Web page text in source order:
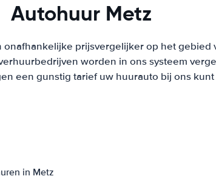
Autohuur Metz
onafhankelijke prijsvergelijker op het gebied
worden in ons systeem
een gunstig tarief uw huurauto bij ons
in Metz